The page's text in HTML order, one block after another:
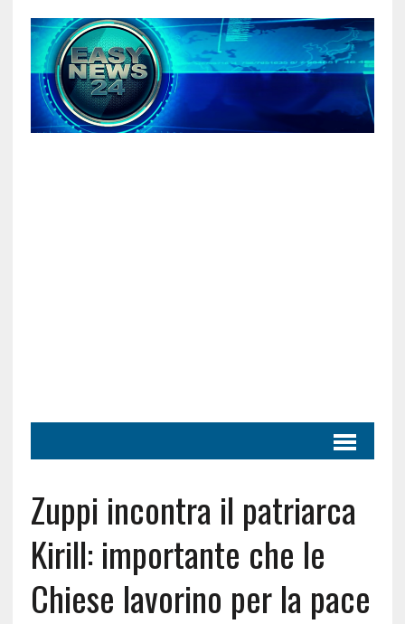
Zuppi incontra il patriarca
Kirill: importante che le
Chiese lavorino per la pace